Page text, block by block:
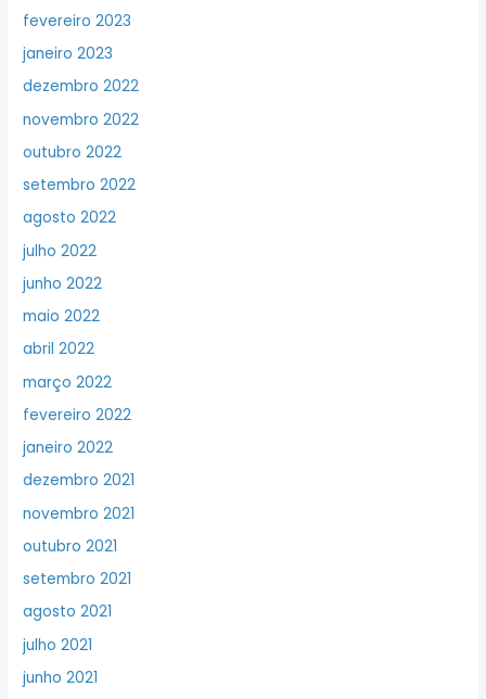
fevereiro 2023
janeiro 2023
dezembro 2022
novembro 2022
outubro 2022
setembro 2022
agosto 2022
julho 2022
junho 2022
maio 2022
abril 2022
março 2022
fevereiro 2022
janeiro 2022
dezembro 2021
novembro 2021
outubro 2021
setembro 2021
agosto 2021
julho 2021
junho 2021